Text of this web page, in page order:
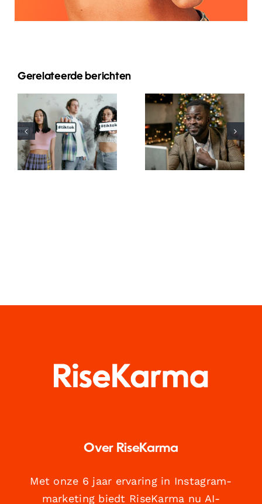
Gerelateerde berichten
Beste
Video-
Bearbeitungs-
Apps für
TikTok-
Wie man
Follower auf
LinkedIn
verbirgt, um
die
Privatsphäre
Over RiseKarma
Met onze 6 jaar ervaring in Instagram-
marketing biedt RiseKarma nu AI-